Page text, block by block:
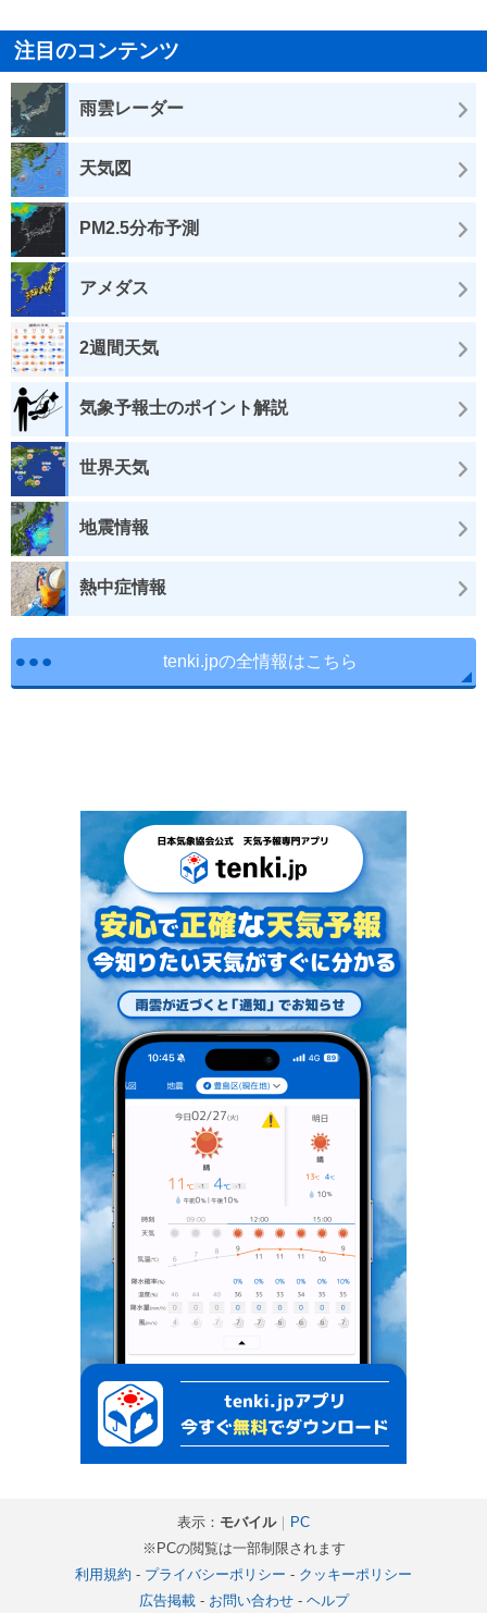
注目のコンテンツ
雨雲レーダー
天気図
PM2.5分布予測
アメダス
2週間天気
気象予報士のポイント解説
世界天気
地震情報
熱中症情報
tenki.jpの全情報はこちら
表示： モバイル｜ PC
※PCの閲覧は一部制限されます
利用規約 - プライバシーポリシー - クッキーポリシー
広告掲載- お問い合わせ- ヘルプ